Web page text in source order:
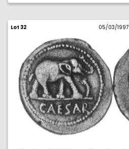
Lot 32 05/03/1997